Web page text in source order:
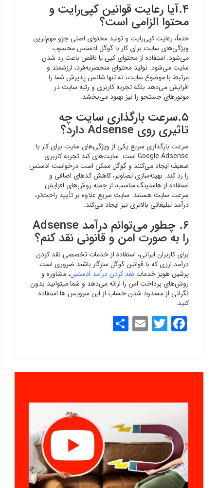
۴.آیا رعایت قوانین کپی‌رایت و
محتوا الزامی است؟
حتماً، رعایت کپی‌رایت و تولید محتوای اصلی جزو مهم‌ترین
ویژگی‌های سایت برای کار با گوگل ادسنس محسوب
می‌شود. استفاده از محتوای کپی یا ناقص باعث رد شدن
سایت می‌شود. تولید محتوای منحصربه‌فرد، ارزشمند و
مرتبط با موضوع سایت، نه تنها شانس پذیرش شما را
افزایش می‌دهد بلکه تجربه کاربری و رتبه سایت در
موتورهای جستجو را نیز بهبود می‌بخشد.
۵.سرعت بارگذاری سایت چه
تاثیری روی Adsense دارد؟
سرعت بارگذاری سریع یکی از ویژگی‌های سایت برای کار با
Google Adsense است. سایت‌های کند تجربه کاربری
ضعیف ایجاد می‌کنند و گوگل ممکن است درخواست ادسنس
را رد کند. بهینه‌سازی تصاویر، کاهش کدهای اضافی و
استفاده از هاستینگ مناسب، از جمله روش‌های افزایش
سرعت سایت هستند. سایت سریع علاوه بر تأیید راحت‌تر،
درآمد تبلیغاتی بالاتری نیز ایجاد می‌کند.
۶. چطور می‌توانم درآمد Adsense
را به صورت امن و قانونی نقد کنم؟
برای کاربران ایرانی، استفاده از خدمات تخصصی نقد کردن
درآمد ارزی که با قوانین گوگل سازگار باشند ضروری است.
پرشین هویز خدمات نقد کردن درآمد ادسنس، مشاوره و
روش‌های پرداخت امن را ارائه می‌دهد و شما میتوانید بدون
نگرانی از مسدود شدن حساب از این سرویس ها استفاده
کنید.
Facebook
Twitter
Email